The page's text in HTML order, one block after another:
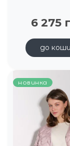
6 275
до
новинка